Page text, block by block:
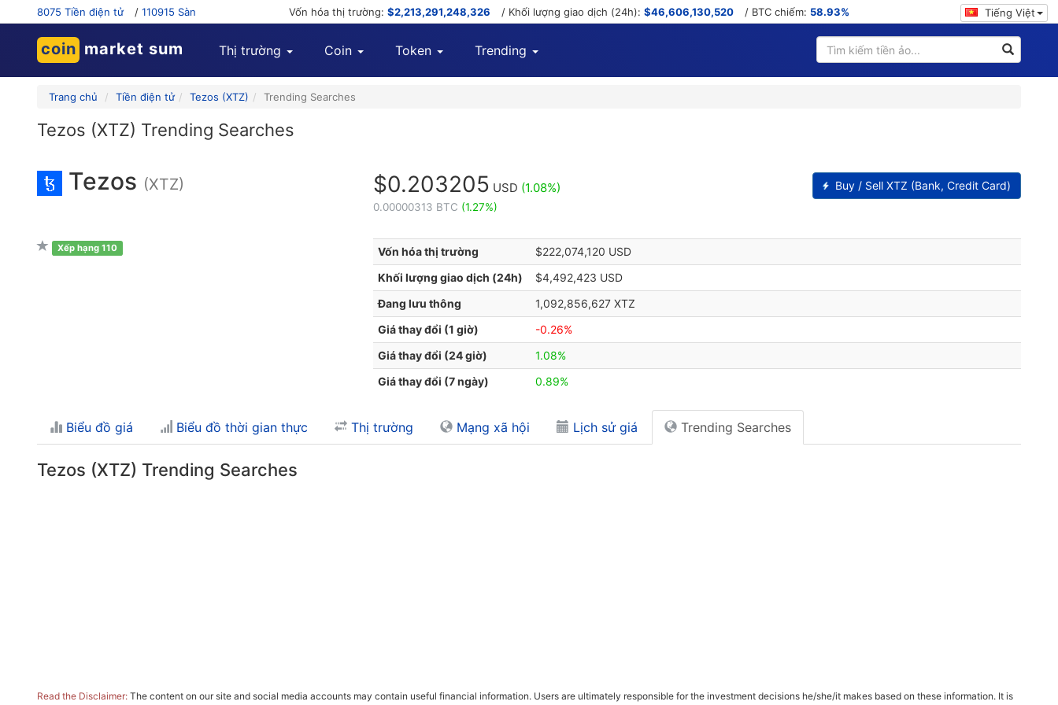
8075 Tiền điện tử / 110915 Sàn Vốn hóa thị trường: $2,213,291,248,326 / Khối lượng giao dịch (24h): $46,606,130,520 / BTC chiếm: 58.93% Tiếng Việt
coin market sum Thị trường Coin Token Trending
Trang chủ Tiền điện tử Tezos (XTZ) Trending Searches
Tezos (XTZ) Trending Searches
Tezos (XTZ) $0.203205 USD (1.08%)
0.00000313 BTC (1.27%)
Buy / Sell XTZ (Bank, Credit Card)
Vốn hóa thị trường
$222,074,120 USD
Khối lượng giao dịch (24h)
$4,492,423 USD
Đang lưu thông
1,092,856,627 XTZ
Giá thay đổi (1 giờ)
-0.26%
Giá thay đổi (24 giờ)
1.08%
Giá thay đổi (7 ngày)
0.89%
Xếp hạng 110
Biểu đồ giá Biểu đồ thời gian thực Thị trường Mạng xã hội Lịch sử giá Trending Searches
Tezos (XTZ) Trending Searches
Read the Disclaimer: The content on our site and social media accounts may contain useful financial information. Users are ultimately responsible for the investment decisions he/she/it makes based on these information. It is